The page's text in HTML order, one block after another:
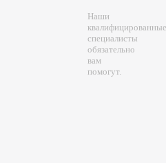
Наши
квалифицированные
специалисты
обязательно
вам
помогут.